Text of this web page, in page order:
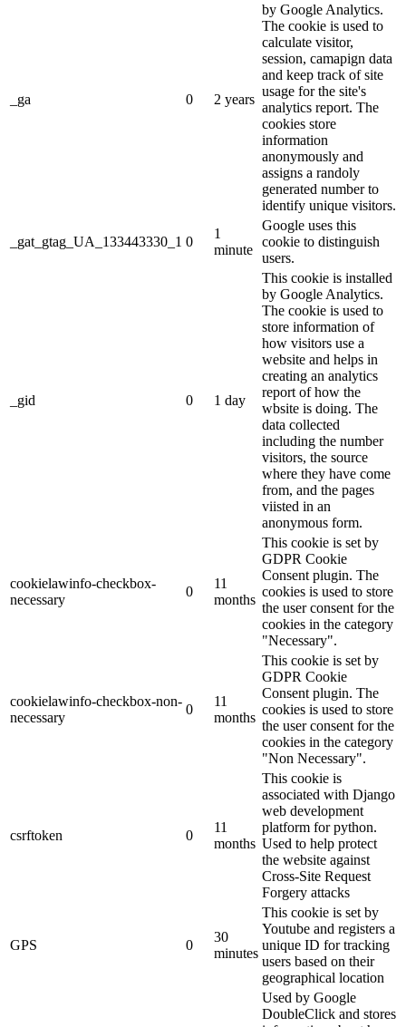
_ga 0 2 years
by Google Analytics.
The cookie is used to
calculate visitor,
session, camapign data
and keep track of site
usage for the site's
analytics report. The
cookies store
information
anonymously and
assigns a randoly
generated number to
identify unique visitors.
_gat_gtag_UA_133443330_1 0
1
minute
Google uses this
cookie to distinguish
users.
_gid 0 1 day
This cookie is installed
by Google Analytics.
The cookie is used to
store information of
how visitors use a
website and helps in
creating an analytics
report of how the
wbsite is doing. The
data collected
including the number
visitors, the source
where they have come
from, and the pages
viisted in an
anonymous form.
cookielawinfo-checkbox-
necessary
0
11
months
This cookie is set by
GDPR Cookie
Consent plugin. The
cookies is used to store
the user consent for the
cookies in the category
"Necessary".
cookielawinfo-checkbox-non-
necessary
0
11
months
This cookie is set by
GDPR Cookie
Consent plugin. The
cookies is used to store
the user consent for the
cookies in the category
"Non Necessary".
csrftoken 0
11
months
This cookie is
associated with Django
web development
platform for python.
Used to help protect
the website against
Cross-Site Request
Forgery attacks
GPS 0
30
minutes
This cookie is set by
Youtube and registers a
unique ID for tracking
users based on their
geographical location
Used by Google
DoubleClick and stores